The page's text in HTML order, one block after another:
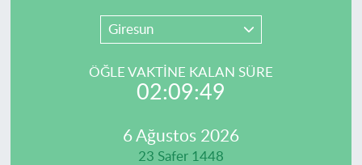
Giresun
ÖĞLE VAKTİNE KALAN SÜRE
02:09:49
6 Ağustos 2026
23 Safer 1448
Manisa Trafik Yoğunluk Haritası
Süper Lig Puan Durumu ve Fikstür
Son Dakika Haberleri